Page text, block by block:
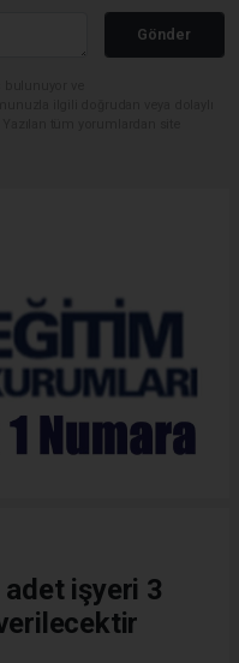
Gönder
işyeri 3